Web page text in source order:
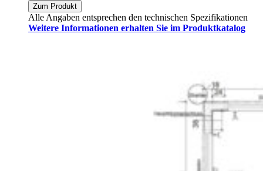
Zum Produkt
Alle Angaben entsprechen den technischen Spezifikationen
Weitere Informationen erhalten Sie im Produktkatalog